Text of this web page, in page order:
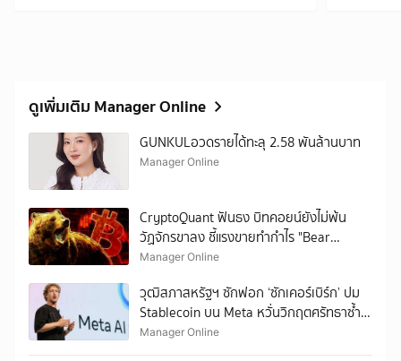
ดูเพิ่มเติม Manager Online
GUNKULอวดรายได้ทะลุ 2.58 พันล้านบาท
Manager Online
CryptoQuant ฟันธง บิทคอยน์ยังไม่พ้น
วัฏจักรขาลง ชี้แรงขายทำกำไร "Bear
Market Rally" พร้อมปะทุซ้ำ
Manager Online
วุฒิสภาสหรัฐฯ ซักฟอก ‘ซักเคอร์เบิร์ก’ ปม
Stablecoin บน Meta หวั่นวิกฤตศรัทธาซ้ำ
รอย Libra
Manager Online